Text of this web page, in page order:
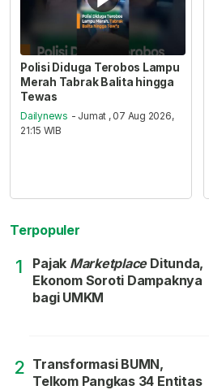
Polisi Diduga Terobos Lampu
Merah Tabrak Balita hingga
Tewas
Dailynews - Jumat , 07 Aug 2026,
21:15 WIB
Terpopuler
1 Pajak MarketplaceDitunda,
Ekonom Soroti Dampaknya
bagi UMKM
2 Transformasi BUMN,
Telkom Pangkas 34 Entitas